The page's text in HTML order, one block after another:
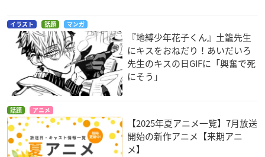
イラスト 話題 マンガ
『地縛少年花子くん』土籠先生
にキスをおねだり！あいだいろ
先生のキスの日GIFに「興奮で死
にそう」
話題 アニメ
【2025年夏アニメ一覧】7月放送
開始の新作アニメ【来期アニ
メ】